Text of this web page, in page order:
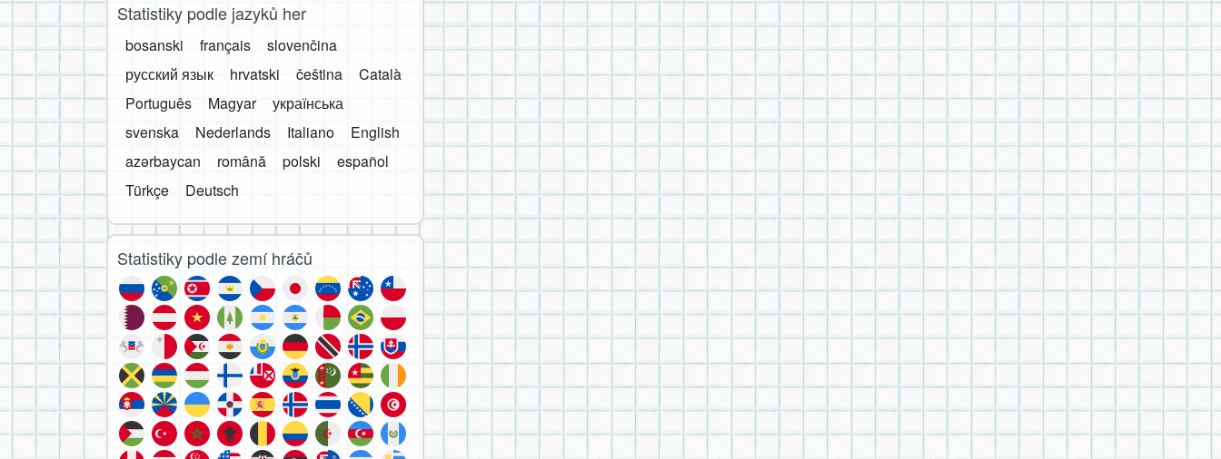
Statistiky podle jazyků her
bosanski français
slovenčina
русский язык
hrvatski čeština
Català
Português
Magyar
українська
svenska
Nederlands Italiano
English
azərbaycan
română polski
español
Türkçe
Deutsch
Statistiky podle zemí hráčů